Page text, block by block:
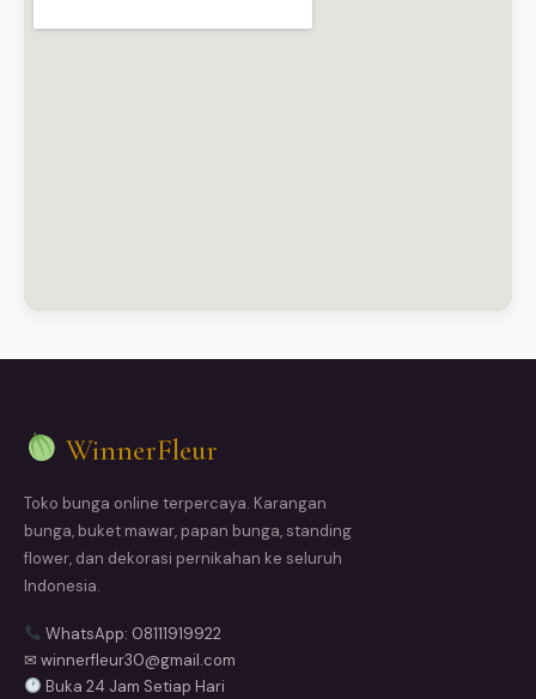
WinnerFleur
Toko bunga online terpercaya. Karangan
bunga, buket mawar, papan bunga, standing
flower, dan dekorasi pernikahan ke seluruh
Indonesia.
WhatsApp: 08111919922
✉ winnerfleur30@gmail.com
Buka 24 Jam Setiap Hari